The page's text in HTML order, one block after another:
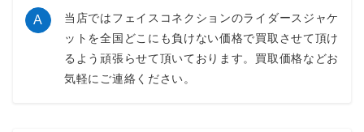
を追加できるため、指名検索以外の入口を増やしたい時に相性
の良い一足です。
～19,000円買取
A
当店ではフェイスコネクションのライダースジャケ
ットを全国どこにも負けない価格で買取させて頂け
るよう頑張らせて頂いております。買取価格などお
気軽にご連絡ください。